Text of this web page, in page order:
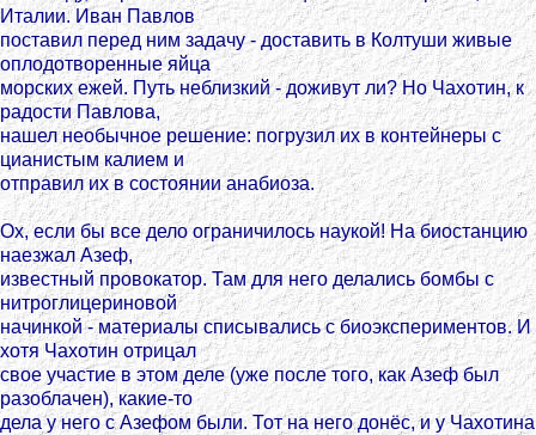
Италии. Иван Павлов
поставил перед ним задачу - доставить в Колтуши живые
оплодотворенные яйца
морских ежей. Путь неблизкий - доживут ли? Но Чахотин, к
радости Павлова,
нашел необычное решение: погрузил их в контейнеры с
цианистым калием и
отправил их в состоянии анабиоза.
Ох, если бы все дело ограничилось наукой! На биостанцию
наезжал Азеф,
известный провокатор. Там для него делались бомбы с
нитроглицериновой
начинкой - материалы списывались с биоэкспериментов. И
хотя Чахотин отрицал
свое участие в этом деле (уже после того, как Азеф был
разоблачен), какие-то
дела у него с Азефом были. Тот на него донёс, и у Чахотина